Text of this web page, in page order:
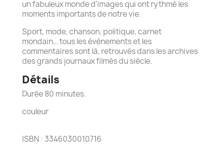
un fabuleux monde d’images qui ont rythmé les
moments importants de notre vie.
Sport, mode, chanson, politique, carnet
mondain… tous les évènements et les
commentaires sont là, retrouvés dans les archives
des grands journaux filmés du siècle.
Détails
Durée 80 minutes.
couleur
ISBN : 3346030010716